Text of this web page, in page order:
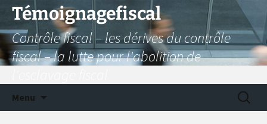
Aller
contenu
Témoignagefiscal
Contrôle fiscal – les dérives du contrôle
fiscal – la lutte pour l'abolition de
Menu